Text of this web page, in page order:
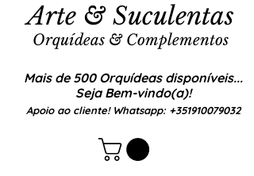
Mais de 500 Orquídeas disponíveis...
Seja Bem-vindo(a)!
Apoio ao cliente! Whatsapp: +351910079032
Arte & Suculentas
Orquídeas & Complementos